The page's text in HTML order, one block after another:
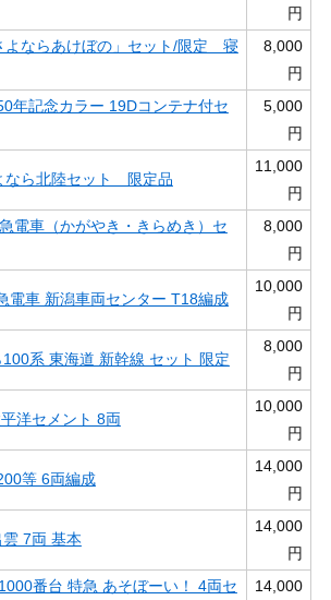
円
よならあけぼの」セット/限定 寝
8,000
円
年記念カラー 19Dコンテナ付セ
5,000
円
なら北陸セット 限定品
11,000
円
電車（かがやき・きらめき）セ
8,000
円
電車 新潟車両センター T18編成
10,000
円
系 東海道 新幹線 セット 限定
8,000
円
洋セメント 8両
10,000
円
等 6両編成
14,000
円
7両 基本
14,000
円
番台 特急 あそぼーい！ 4両セ
14,000